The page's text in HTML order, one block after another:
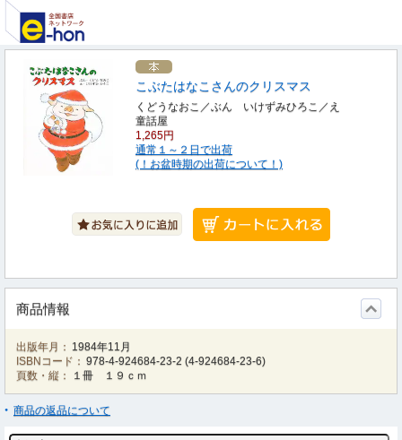
こぶたはなこさんのクリスマス
くどうなおこ／ぶん いけずみひろこ／え
童話屋
1,265円
通常１～２日で出荷
(！お盆時期の出荷について！)
商品情報
出版年月： 1984年11月
ISBNコード： 978-4-924684-23-2 (4-924684-23-6)
頁数・縦：
１冊 １９ｃｍ
商品の返品について